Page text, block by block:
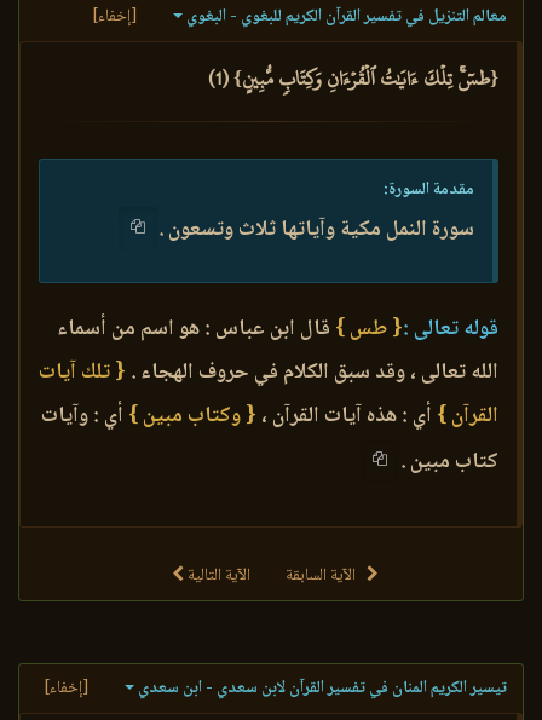
معالم التنزيل في تفسير القرآن الكريم للبغوي - البغوي [إخفاء]
{طسٓۚ تِلۡكَ ءَايَٰتُ ٱلۡقُرۡءَانِ وَكِتَابٖ مُّبِينٍ} (1)
مقدمة السورة:
سورة النمل مكية وآياتها ثلاث وتسعون .
قوله تعالى :{ طس } قال ابن عباس : هو اسم من أسماء
الله تعالى ، وقد سبق الكلام في حروف الهجاء . { تلك آيات
القرآن } أي : هذه آيات القرآن ، { وكتاب مبين } أي : وآيات
كتاب مبين .
الآية السابقة الآية التالية
تيسير الكريم المنان في تفسير القرآن لابن سعدي - ابن سعدي [إخفاء]